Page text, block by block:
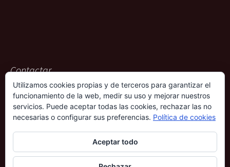
Contactar
ACG Representaciones
Rambla Pulido, 36
38004 – Santa Cruz de Tenerife
901 009 612
690 339 686
Utilizamos cookies propias y de terceros para garantizar el
funcionamiento de la web, medir su uso y mejorar nuestros
servicios. Puede aceptar todas las cookies, rechazar las no
necesarias o configurar sus preferencias. Política de cookies
Aceptar todo